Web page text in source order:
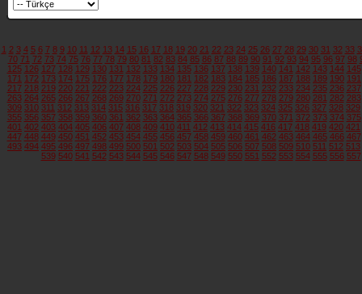
1 2 3 4 5 6 7 8 9 10 11 12 13 14 15 16 17 18 19 20 21 22 23 24 25 26 27 28 29 30 31 32 33
70 71 72 73 74 75 76 77 78 79 80 81 82 83 84 85 86 87 88 89 90 91 92 93 94 95 96 97 98
125 126 127 128 129 130 131 132 133 134 135 136 137 138 139 140 141 142 143 144 145
171 172 173 174 175 176 177 178 179 180 181 182 183 184 185 186 187 188 189 190 191
217 218 219 220 221 222 223 224 225 226 227 228 229 230 231 232 233 234 235 236 237
263 264 265 266 267 268 269 270 271 272 273 274 275 276 277 278 279 280 281 282 283
309 310 311 312 313 314 315 316 317 318 319 320 321 322 323 324 325 326 327 328 329
355 356 357 358 359 360 361 362 363 364 365 366 367 368 369 370 371 372 373 374 375
401 402 403 404 405 406 407 408 409 410 411 412 413 414 415 416 417 418 419 420 421
447 448 449 450 451 452 453 454 455 456 457 458 459 460 461 462 463 464 465 466 467
493 494 495 496 497 498 499 500 501 502 503 504 505 506 507 508 509 510 511 512 513
539 540 541 542 543 544 545 546 547 548 549 550 551 552 553 554 555 556 557